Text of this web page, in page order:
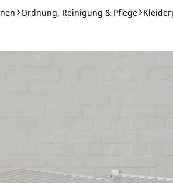
Ordnung, Reinigung & Pflege